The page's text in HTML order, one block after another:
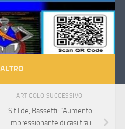
ALTRO
ARTICOLO SUCCESSIVO
Sifilide, Bassetti: “Aumento
impressionante di casi tra i